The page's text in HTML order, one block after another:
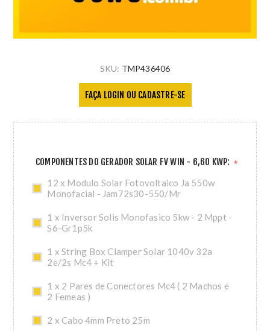
SKU: TMP436406
FAÇA LOGIN OU CADASTRE-SE
COMPONENTES DO GERADOR SOLAR FV WIN - 6,60 KWP: *
12 x Modulo Solar Fotovoltaico Ja 550w
Monofacial - Jam72s30-550/Mr
1 x Inversor Solis Monofasico 5kw - 2 Mppt -
S6-Gr1p5k
1 x String Box Clamper Solar 1040v 32a
2e/2s Mc4 + Kit
1 x 2 Pares de Conectores Mc4 ( 2 Machos e
2 Femeas )
2 x Cabo 4mm Preto 25m